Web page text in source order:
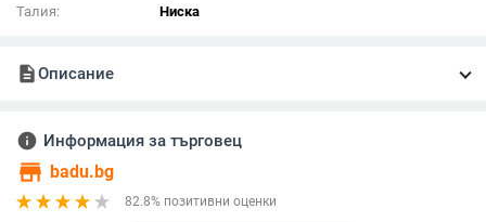
Талия:
Ниска
descriptionОписание
info Информация за търговец
store badu.bg
82.8% позитивни оценки